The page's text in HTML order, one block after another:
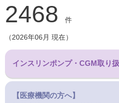
2468 件
（2026年06月 現在）
インスリンポンプ・CGM取り
【医療機関の方へ】